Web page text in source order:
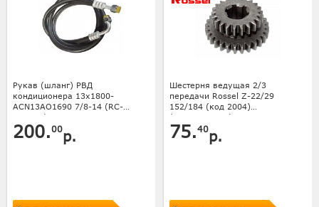
Рукав (шланг) РВД
кондиционера 13x1800-
ACN13AO1690 7/8-14 (RC-
U07105)CT
200.00р.
Шестерня ведущая 2/3
передачи Rossel Z-22/29
152/184 (код 2004)
(ТП000368750)
75.40р.